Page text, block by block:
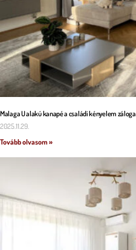
Malaga U alakú kanapé a családi kényelem záloga
2025.11.29.
Tovább olvasom »